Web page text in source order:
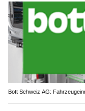
Bott Schweiz AG: